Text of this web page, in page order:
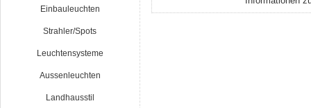
Einbauleuchten
Strahler/Spots
Leuchtensysteme
Aussenleuchten
Landhausstil